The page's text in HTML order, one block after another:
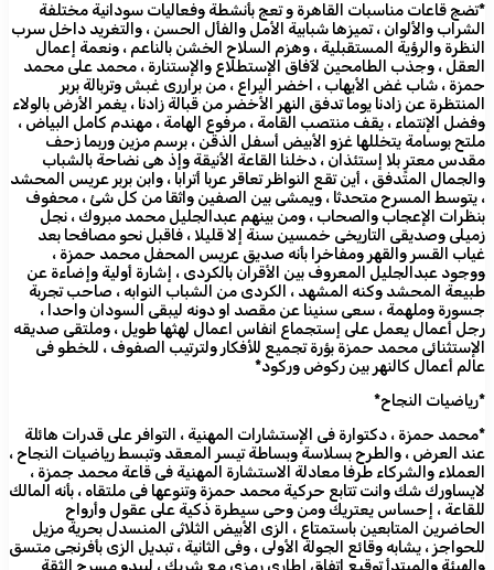
*تضج قاعات مناسبات القاهرة و تعج بأنشطة وفعاليات سودانية مختلفة
الشراب والألوان ، تميزها شبابية الأمل والفأل الحسن ، والتغريد داخل سرب
النظرة والرؤية المستقبلية ، وهزم السلاح الخشن بالناعم ، ونعمة إعمال
العقل ، وجذب الطامحين لآفاق الإستطلاع والإستنارة ، محمد على محمد
حمزة ، شاب غض الأيهاب ، اخضر اليراع ، من براررى غبش وتربالة بربر
المنتظرة عن زادنا يوما تدفق النهر الأخضر من قبالة زادنا ، يغمر الأرض بالولاء
وفضل الإنتماء ، يقف منتصب القامة ، مرفوع الهامة ، مهندم كامل البياض ،
ملتح بوسامة يتخللها غزو الأبيض أسفل الذقن ، برسم مزين وربما زحف
مقدس معترٍ بلا إستئذان ، دخلنا القاعة الأنيقة وإذ هى نضاحة بالشباب
والجمال المتدفق ، أين تقع النواظر تعاقر عربا أترابا ، وابن بربر عريس المحشد
، يتوسط المسرح متحدثا ، ويمشى بين الصفين واثقا من كل شئ ، محفوف
بنظرات الإعجاب والصحاب ، ومن بينهم عبدالجليل محمد مبروك ، نجل
زميلى وصديقى التاريخى خمسين سنة إلا قليلا ، فاقبل نحو مصافحا بعد
غياب القسر والقهر ومفاخرا بأنه صديق عريس المحفل محمد حمزة ،
ووجود عبدالجليل المعروف بين الأقران بالكردى ، إشارة أولية وإضاءة عن
طبيعة المحشد وكنه المشهد ، الكردى من الشباب النوابه ، صاحب تجربة
جسورة وملهمة ، سعى سنينا عن مقصد او دونه ليبقى السودان واحدا ،
رجل أعمال يعمل على إستجماع انفاس اعمال لهثها طويل ، وملتقى صديقه
الإستثنائى محمد حمزة بؤرة تجميع للأفكار ولترتيب الصفوف ، للخطو فى
عالم أعمال كالنهر بين ركوض وركود*
*رياضيات النجاح*
*محمد حمزة ، دكتوارة فى الإستشارات المهنية ، التوافر على قدرات هائلة
عند العرض ، والطرح بسلاسة وبساطة تيسر المعقد وتبسط رياضيات النجاح ،
العملاء والشركاء طرفا معادلة الاستشارة المهنية فى قاعة محمد جمزة ،
لايساورك شك وانت تتابع حركية محمد حمزة وتنوعها فى ملتقاه ، بأنه المالك
للقاعة ، إحساس يعتريك ومن وحى سيطرة ذكية على عقول وأرواح
الحاضرين المتابعين باستمتاع ، الزى الأبيض الثلاثى المنسدل بحرية مزيل
للحواجز ، يشابه وقائع الجولة الأولى ، وفى الثانية ، تبديل الزى بأفرنجى متسق
والهيئة والمبتدأ توقيع اتفاق إطارى رمزى مع شريك ، ليبدو مسرح الثقة